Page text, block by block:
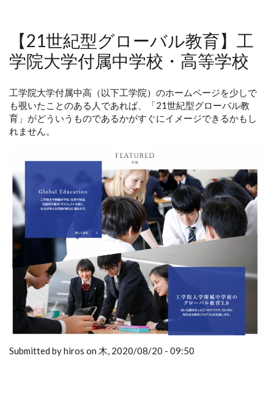
【21世紀型グローバル教育】工
学院大学付属中学校・高等学校
工学院大学付属中高（以下工学院）のホームページを少しで
も覗いたことのある人であれば、「21世紀型グローバル教
育」がどういうものであるかがすぐにイメージできるかもし
れません。
Submitted by hiros on 木, 2020/08/20 - 09:50